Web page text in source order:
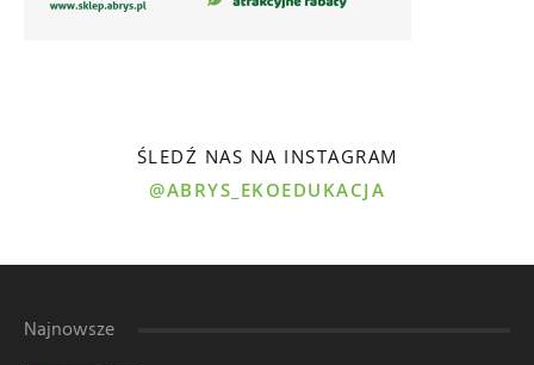
ŚLEDŹ NAS NA INSTAGRAM
@ABRYS_EKOEDUKACJA
Najnowsze